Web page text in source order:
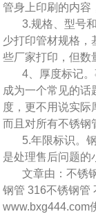
管身上印刷的内容
3.规格、型号
少打印管材规格，
些厂家打印，但数
4、厚度标记
成为一个常见的话
度，更不用说实际
而且对所有不锈钢
5.年限标识。
是处理售后问题的
文章由：不锈
钢管 316不锈钢管
www.bxg444.com